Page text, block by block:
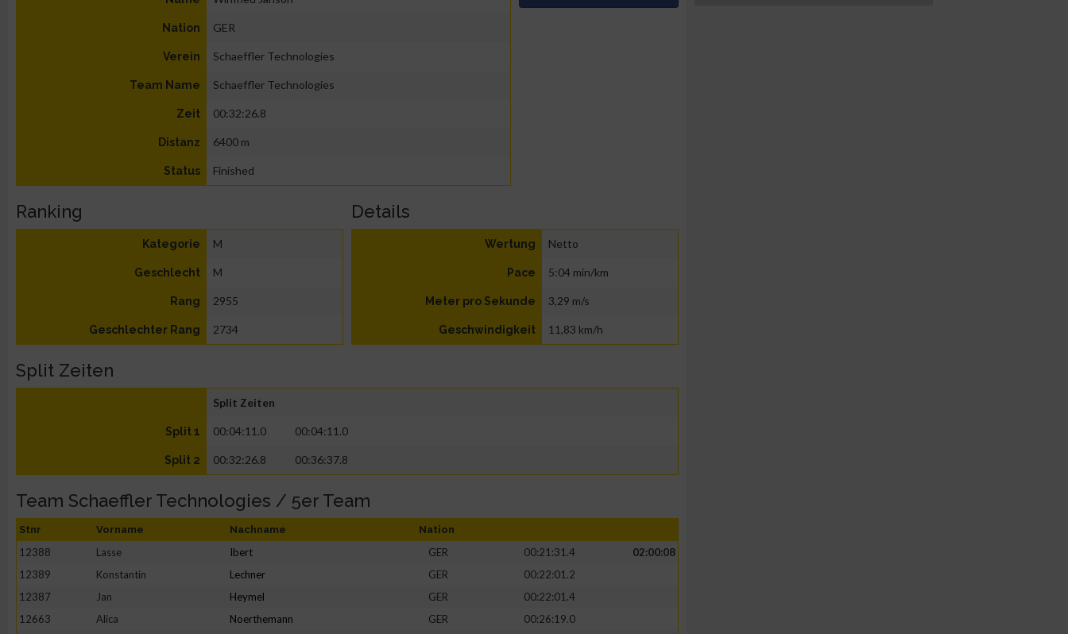
Nation GER
Verein Schaeffler Technologies
Team Name Schaeffler Technologies
Zeit 00:32:26.8
Distanz 6400 m
Status Finished
Ranking
Kategorie M
Geschlecht M
Rang 2955
Geschlechter Rang 2734
Details
Wertung Netto
Pace 5:04 min/km
Meter pro Sekunde 3,29 m/s
Geschwindigkeit 11,83 km/h
Split Zeiten
Split Zeiten
Split 1 00:04:11.0 00:04:11.0
Split 2 00:32:26.8 00:36:37.8
Team Schaeffler Technologies / 5er Team
Stnr Vorname Nachname Nation
12388 Lasse Ibert GER 00:21:31.4
02:00:08
12389
Konstantin Lechner GER
00:22:01.2
12387
Jan Heymel GER
00:22:01.4
12663
Alica Noerthemann GER
00:26:19.0